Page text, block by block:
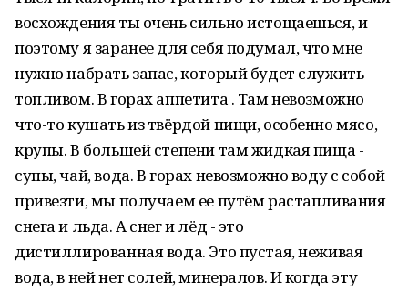
восхождения ты очень сильно истощаешься, и
поэтому я заранее для себя подумал, что мне
нужно набрать запас, который будет служить
топливом. В горах аппетита . Там невозможно
что-то кушать из твёрдой пищи, особенно мясо,
крупы. В большей степени там жидкая пища -
супы, чай, вода. В горах невозможно воду с собой
привезти, мы получаем ее путём растапливания
снега и льда. А снег и лёд - это
дистиллированная вода. Это пустая, неживая
вода, в ней нет солей, минералов. И когда эту